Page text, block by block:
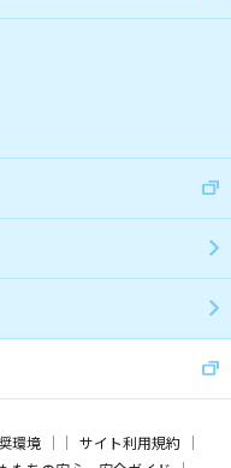
環境
サイト利用規約